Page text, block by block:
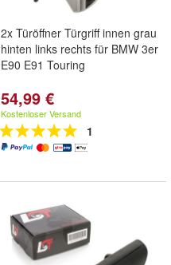
2x Türöffner Türgriff innen grau
hinten links rechts für BMW 3er
E90 E91 Touring
54,99 €
Kostenloser Versand
1